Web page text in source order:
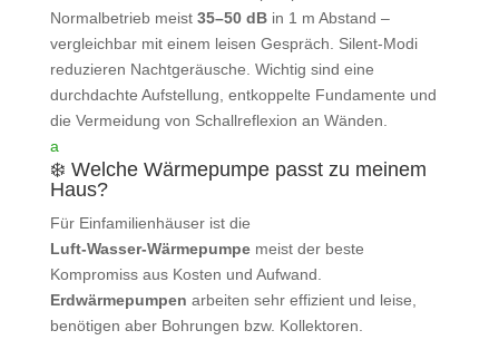
Normalbetrieb meist 35–50 dBin 1 m Abstand –
vergleichbar mit einem leisen Gespräch. Silent‑Modi
reduzieren Nachtgeräusche. Wichtig sind eine
durchdachte Aufstellung, entkoppelte Fundamente und
die Vermeidung von Schallreflexion an Wänden.
a
❄️ Welche Wärmepumpe passt zu meinem
Haus?
Für Einfamilienhäuser ist die
Luft‑Wasser‑Wärmepumpemeist der beste
Kompromiss aus Kosten und Aufwand.
Erdwärmepumpen arbeiten sehr effizient und leise,
benötigen aber Bohrungen bzw. Kollektoren.